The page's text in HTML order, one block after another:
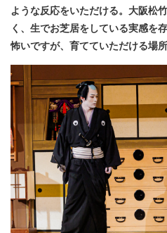
ような反応をいただける。大阪松
く、生でお芝居をしている実感を
怖いですが、育てていただける場